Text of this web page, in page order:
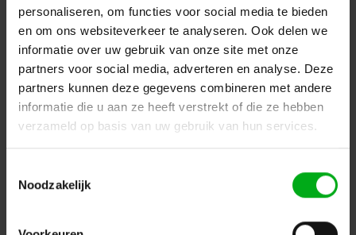
personaliseren, om functies voor social media te bieden
en om ons websiteverkeer te analyseren. Ook delen we
informatie over uw gebruik van onze site met onze
partners voor social media, adverteren en analyse. Deze
partners kunnen deze gegevens combineren met andere
informatie die u aan ze heeft verstrekt of die ze hebben
verzameld op basis van uw gebruik van hun services.
Noodzakelijk
Neutrik | NC6MXX-B | XLR kabeldeel 6 pin pen zwarte
behuizing goudcontacten XX
Neutrik | NC6MXX-B
Verwachtte levertijd 7-14 werkdagen
Login voor prijzen
Zaandam
Volg ons op Instagram